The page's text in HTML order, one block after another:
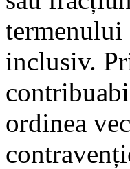
termenului
inclusiv.
ordinea